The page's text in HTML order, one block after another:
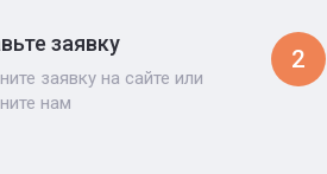
заявку
заявку на сайте или
нам
2